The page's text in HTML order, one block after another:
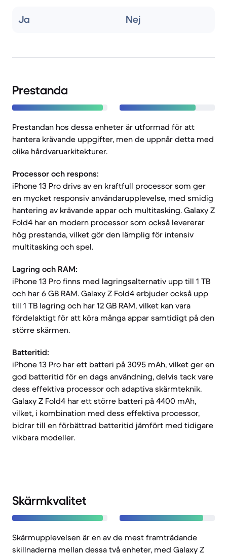
Ja Nej
Prestanda
Prestandan hos dessa enheter är utformad för att
hantera krävande uppgifter, men de uppnår detta med
olika hårdvaruarkitekturer.
Processor och respons:
iPhone 13 Pro drivs av en kraftfull processor som ger
en mycket responsiv användarupplevelse, med smidig
hantering av krävande appar och multitasking. Galaxy Z
Fold4 har en modern processor som också levererar
hög prestanda, vilket gör den lämplig för intensiv
multitasking och spel.
Lagring och RAM:
iPhone 13 Pro finns med lagringsalternativ upp till 1 TB
och har 6 GB RAM. Galaxy Z Fold4 erbjuder också upp
till 1 TB lagring och har 12 GB RAM, vilket kan vara
fördelaktigt för att köra många appar samtidigt på den
större skärmen.
Batteritid:
iPhone 13 Pro har ett batteri på 3095 mAh, vilket ger en
god batteritid för en dags användning, delvis tack vare
dess effektiva processor och adaptiva skärmteknik.
Galaxy Z Fold4 har ett större batteri på 4400 mAh,
vilket, i kombination med dess effektiva processor,
bidrar till en förbättrad batteritid jämfört med tidigare
vikbara modeller.
Skärmkvalitet
Skärmupplevelsen är en av de mest framträdande
skillnaderna mellan dessa två enheter, med Galaxy Z